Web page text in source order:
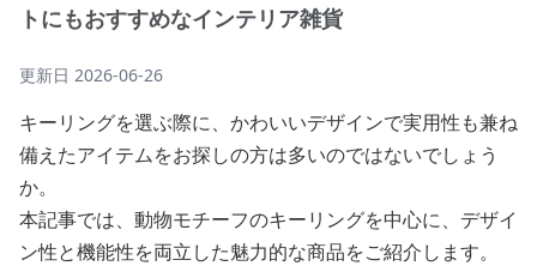
トにもおすすめなインテリア雑貨
更新日 2026-06-26
キーリングを選ぶ際に、かわいいデザインで実用性も兼ね
備えたアイテムをお探しの方は多いのではないでしょう
か。
本記事では、動物モチーフのキーリングを中心に、デザイ
ン性と機能性を両立した魅力的な商品をご紹介します。